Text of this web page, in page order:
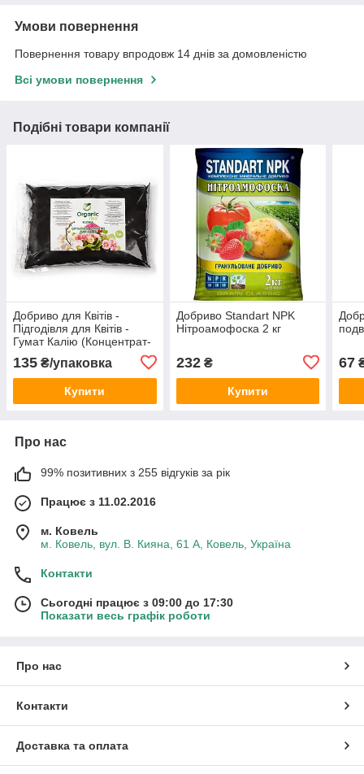
Умови повернення
Повернення товару впродовж 14 днів за домовленістю
Всі умови повернення
Подібні товари компанії
Добриво для Квітів -
Підгодівля для Квітів -
Гумат Калію (Концентрат-
135 ₴/упаковка
Купити
Добриво Standart NPK
Нітроамофоска 2 кг
232₴
Купити
67
Про нас
99% позитивних з 255 відгуків за рік
Працює з 11.02.2016
м. Ковель
м. Ковель, вул. В. Кияна, 61 А, Ковель, Україна
Контакти
Сьогодні працює з 09:00 до 17:30
Показати весь графік роботи
Про нас
Контакти
Доставка та оплата